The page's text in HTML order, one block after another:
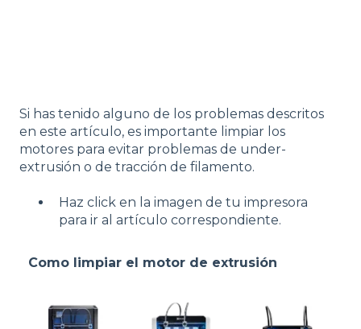
Si has tenido alguno de los problemas descritos
en este artículo, es importante limpiar los
motores para evitar problemas de under-
extrusión o de tracción de filamento.
Haz click en la imagen de tu impresora
para ir al artículo correspondiente.
Como limpiar el motor de extrusión